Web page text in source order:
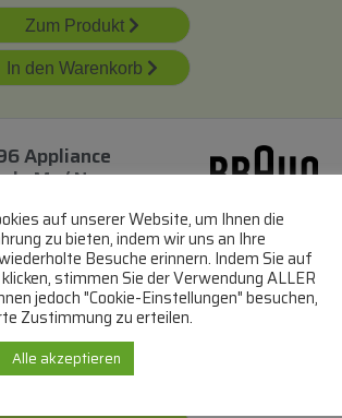
Zum Produkt
In den Warenkorb
Appliance
Mn/ Na
Zahnbürsten
lieferbar
innerhalb
von 7
auf unserer Website, um Ihnen die
zu bieten, indem wir uns an Ihre
Besuche erinnern. Indem Sie auf
stimmen Sie der Verwendung ALLER
jedoch "Cookie-Einstellungen" besuchen,
Zustimmung zu erteilen.
Alle akzeptieren